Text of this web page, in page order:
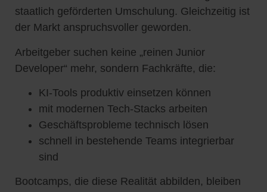
staatlich geförderten Umschulung. Gleichzeitig ist
der Markt anspruchsvoller geworden.
Arbeitgeber suchen keine „reinen Junior
Developer“ mehr, sondern Fachkräfte, die:
KI-Tools produktiv einsetzen können
mit modernen Tech-Stacks arbeiten
Geschäftsprobleme technisch lösen
schnell in bestehende Teams integrierbar
sind
Bootcamps, die diese Realität abbilden, bleiben